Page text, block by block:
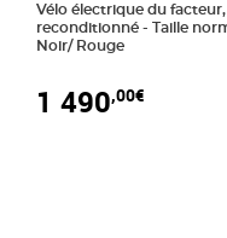
Vélo électrique du facteur,
reconditionné - Taille normale -
Noir/ Rouge
1 490,00€